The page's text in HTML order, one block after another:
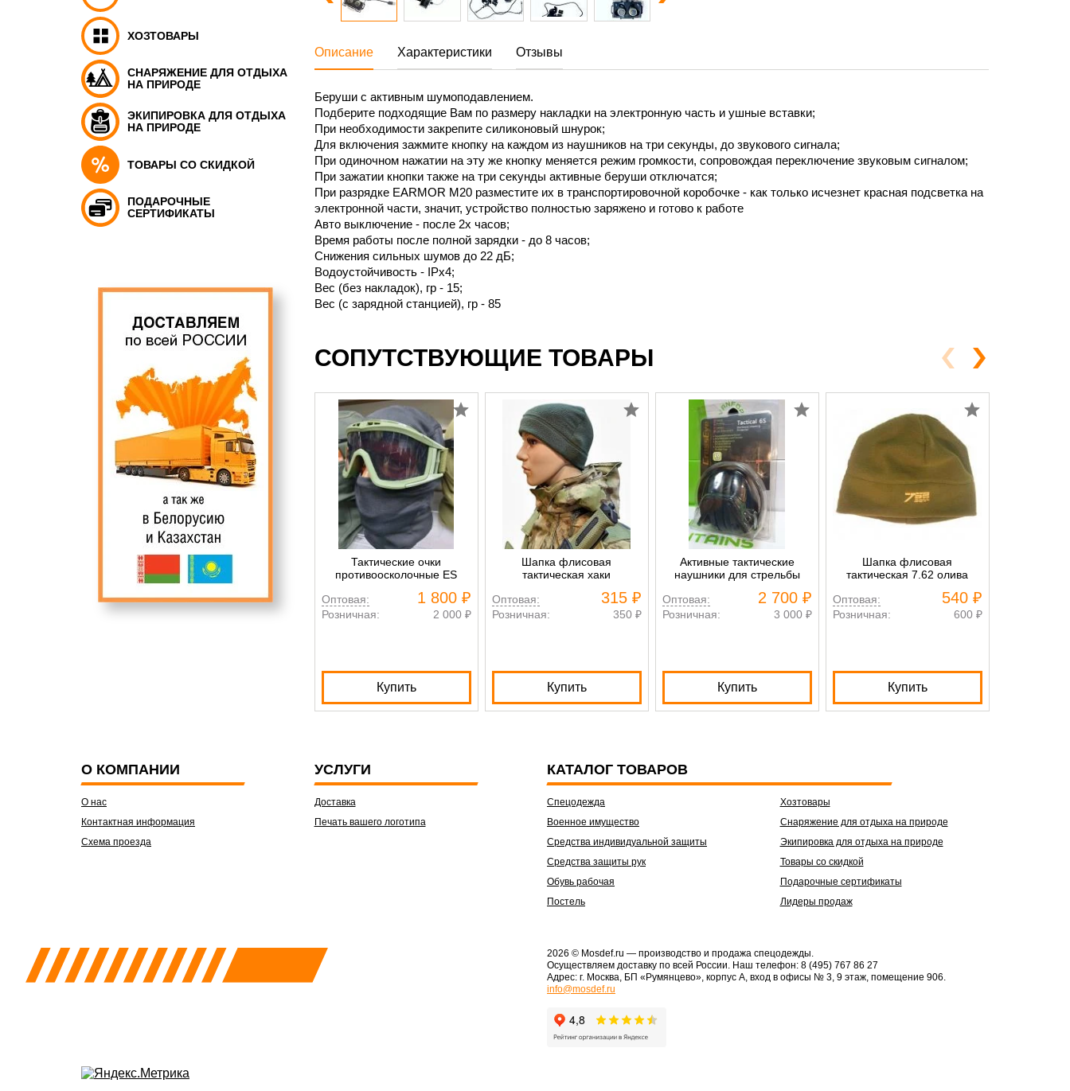
ХОЗТОВАРЫ
СНАРЯЖЕНИЕ ДЛЯ ОТДЫХА
НА ПРИРОДЕ
ЭКИПИРОВКА ДЛЯ ОТДЫХА
НА ПРИРОДЕ
ТОВАРЫ СО СКИДКОЙ
ПОДАРОЧНЫЕ
СЕРТИФИКАТЫ
Описание Характеристики Отзывы
Беруши с активным шумоподавлением.
Подберите подходящие Вам по размеру накладки на электронную часть и ушные вставки;
При необходимости закрепите силиконовый шнурок;
Для включения зажмите кнопку на каждом из наушников на три секунды, до звукового сигнала;
При одиночном нажатии на эту же кнопку меняется режим громкости, сопровождая переключение звуковым сигналом;
При зажатии кнопки также на три секунды активные беруши отключатся;
При разрядке EARMOR M20 разместите их в транспортировочной коробочке - как только исчезнет красная подсветка на
электронной части, значит, устройство полностью заряжено и готово к работе
Авто выключение - после 2х часов;
Время работы после полной зарядки - до 8 часов;
Снижения сильных шумов до 22 дБ;
Водоустойчивость - IPx4;
Вес (без накладок), гр - 15;
Вес (с зарядной станцией), гр - 85
СОПУТСТВУЮЩИЕ ТОВАРЫ
Тактические очки
противоосколочные ES
Оптовая:
1 800 ₽
Розничная: 2 000 ₽
Купить
Шапка флисовая
тактическая хаки
Оптовая:
315 ₽
Розничная: 350 ₽
Купить
Активные тактические
наушники для стрельбы
Оптовая:
2 700 ₽
Розничная: 3 000 ₽
Купить
Шапка флисовая
тактическая 7.62 олива
Оптовая:
540 ₽
Розничная: 600 ₽
Купить
О КОМПАНИИ
О нас
Контактная информация
Схема проезда
УСЛУГИ
Доставка
Печать вашего логотипа
КАТАЛОГ ТОВАРОВ
Спецодежда
Военное имущество
Средства индивидуальной защиты
Средства защиты рук
Обувь рабочая
Постель
Хозтовары
Снаряжение для отдыха на природе
Экипировка для отдыха на природе
Товары со скидкой
Подарочные сертификаты
Лидеры продаж
2026 © Mosdef.ru — производство и продажа спецодежды.
Осуществляем доставку по всей России. Наш телефон: 8 (495) 767 86 27
Адрес: г. Москва, БП «Румянцево», корпус А, вход в офисы № 3, 9 этаж, помещение 906.
info@mosdef.ru